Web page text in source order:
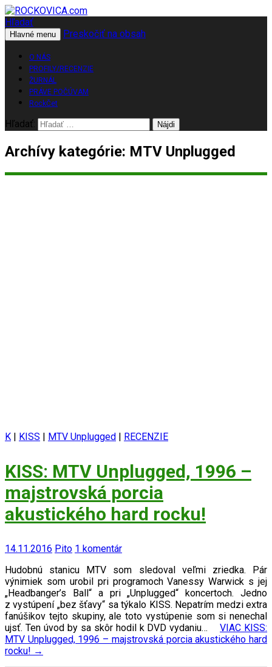
ROCKOVICA.com
Hľadať
Hlavné menu Preskočiť na obsah
O NÁS
PROFILY/RECENZIE
ŽURNÁL
PRÁVE POČÚVAM
RockČet
Hľadať:
Archívy kategórie: MTV Unplugged
K | KISS | MTV Unplugged | RECENZIE
KISS: MTV Unplugged, 1996 –
majstrovská porcia
akustického hard rocku!
14.11.2016 Pito 1 komentár
Hudobnú stanicu MTV som sledoval veľmi zriedka. Pár
výnimiek som urobil pri programoch Vanessy Warwick s jej
„Headbanger’s Ball“ a pri „Unplugged“ koncertoch. Jedno
z vystúpení „bez šťavy“ sa týkalo KISS. Nepatrím medzi extra
fanúšikov tejto skupiny, ale toto vystúpenie som si nenechal
ujsť. Ten úvod by sa skôr hodil k DVD vydaniu…VIAC KISS:
MTV Unplugged, 1996 – majstrovská porcia akustického hard
rocku! →